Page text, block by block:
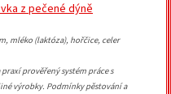
z pečené dýně
mléko (laktóza), hořčice, celer
prověřený systém práce s
výrobky. Podmínky pěstování a